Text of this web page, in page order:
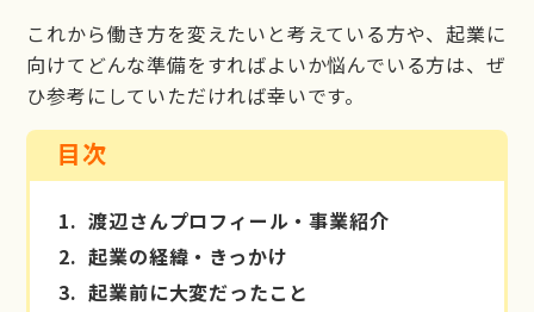
これから働き方を変えたいと考えている方や、起業に
向けてどんな準備をすればよいか悩んでいる方は、ぜ
ひ参考にしていただければ幸いです。
目次
1. 渡辺さんプロフィール・事業紹介
2. 起業の経緯・きっかけ
3. 起業前に大変だったこと